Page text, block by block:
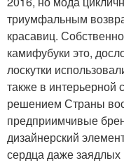
триумфальным
красавиц.
камифубуки это,
лоскутки
также в интерьерной
решением Страны
предприимчивые
дизайнерский
сердца даже заядлых